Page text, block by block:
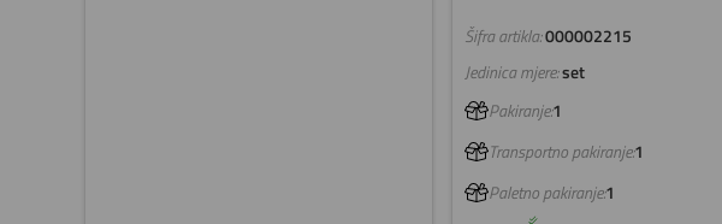
Šifra artikla:000002215
Jedinica mjere:set
Pakiranje:1
Transportno pakiranje:1
Paletno pakiranje:1